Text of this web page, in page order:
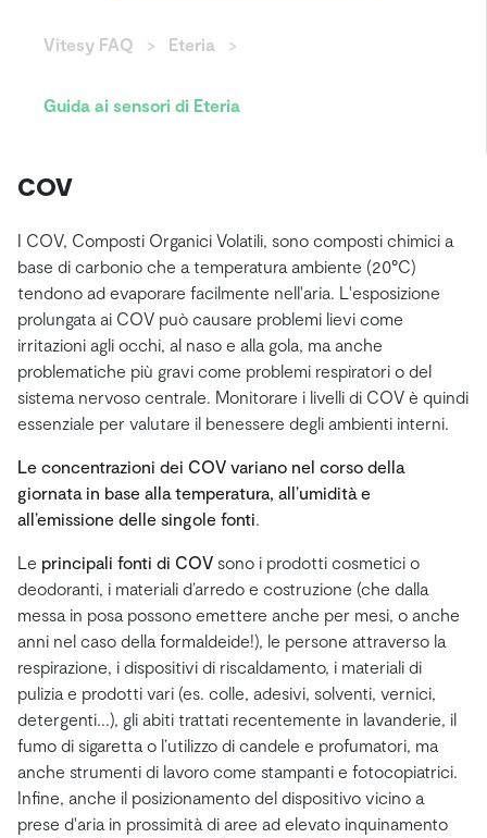
Vitesy FAQ Eteria
Guida ai sensori di Eteria
COV
I COV, Composti Organici Volatili, sono composti chimici a
base di carbonio che a temperatura ambiente (20°C)
tendono ad evaporare facilmente nell'aria. L'esposizione
prolungata ai COV può causare problemi lievi come
irritazioni agli occhi, al naso e alla gola, ma anche
problematiche più gravi come problemi respiratori o del
sistema nervoso centrale. Monitorare i livelli di COV è quindi
essenziale per valutare il benessere degli ambienti interni.
Le concentrazioni dei COV variano nel corso della
giornata in base alla temperatura, all’umidità e
all’emissione delle singole fonti.
Le principali fonti di COV sono i prodotti cosmetici o
deodoranti, i materiali d’arredo e costruzione (che dalla
messa in posa possono emettere anche per mesi, o anche
anni nel caso della formaldeide!), le persone attraverso la
respirazione, i dispositivi di riscaldamento, i materiali di
pulizia e prodotti vari (es. colle, adesivi, solventi, vernici,
detergenti...), gli abiti trattati recentemente in lavanderie, il
fumo di sigaretta o l’utilizzo di candele e profumatori, ma
anche strumenti di lavoro come stampanti e fotocopiatrici.
Infine, anche il posizionamento del dispositivo vicino a
prese d'aria in prossimità di aree ad elevato inquinamento